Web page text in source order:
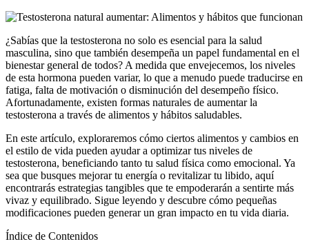
¿Sabías que la testosterona no solo es esencial para la salud
masculina, sino que también desempeña un papel fundamental en el
bienestar general de todos? A medida que envejecemos, los niveles
de esta hormona pueden variar, lo que a menudo puede traducirse en
fatiga, falta de motivación o disminución del desempeño físico.
Afortunadamente, existen formas naturales de aumentar la
testosterona a través de alimentos y hábitos saludables.
En este artículo, exploraremos cómo ciertos alimentos y cambios en
el estilo de vida pueden ayudar a optimizar tus niveles de
testosterona, beneficiando tanto tu salud física como emocional. Ya
sea que busques mejorar tu energía o revitalizar tu libido, aquí
encontrarás estrategias tangibles que te empoderarán a sentirte más
vivaz y equilibrado. Sigue leyendo y descubre cómo pequeñas
modificaciones pueden generar un gran impacto en tu vida diaria.
Índice de Contenidos